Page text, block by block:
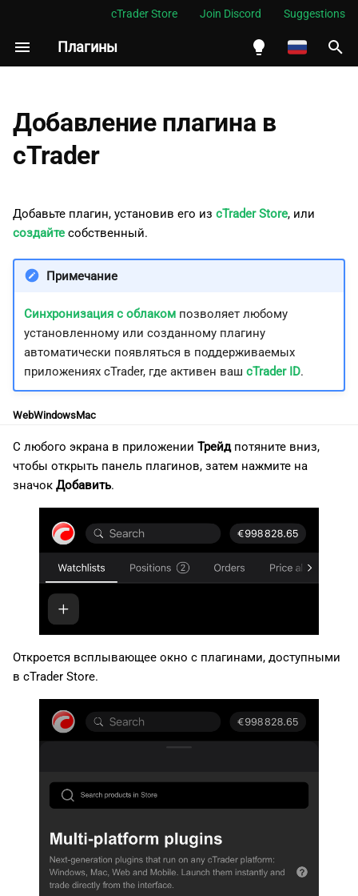
cTrader Store Join Discord Suggestions
Плагины
Español
ภาษาไทย
한국어
日本語
Italiano
Türkçe
И
и
ц
и
и
Добавление плагина в
cTrader
Добавьте плагин, установив его из cTrader Store, или
создайте собственный.
Примечание
Синхронизация с облакомпозволяет любому
установленному или созданному плагину
автоматически появляться в поддерживаемых
приложениях cTrader, где активен ваш cTrader ID.
WebWindowsMac
С любого экрана в приложении Трейдпотяните вниз,
чтобы открыть панель плагинов, затем нажмите на
значок Добавить.
Откроется всплывающее окно с плагинами, доступными
в cTrader Store.